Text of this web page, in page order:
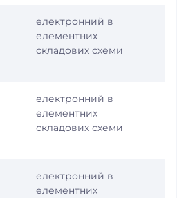
електронний в
елементних
складових схеми
електронний в
елементних
складових схеми
електронний в
елементних